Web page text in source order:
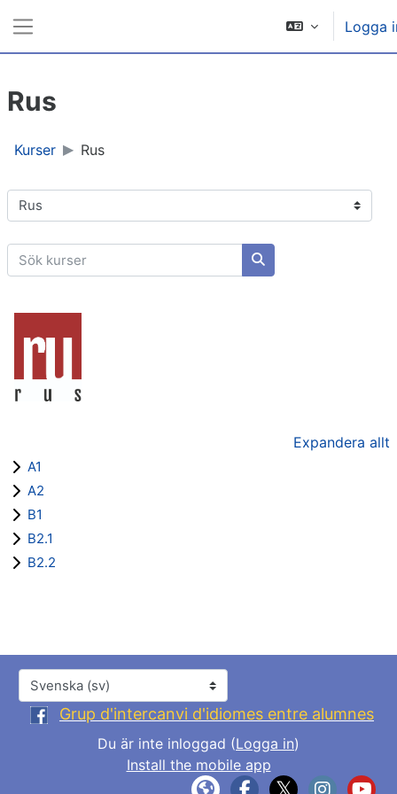
Logga
Rus
Kurser Rus
Kurskategorier
Sök kurser
Sök kurser
Expandera allt
A1
A2
B1
B2.1
B2.2
Språk
Grup d'intercanvi d'idiomes entre alumnes
Du är inte inloggad (Logga in)
Install the mobile app